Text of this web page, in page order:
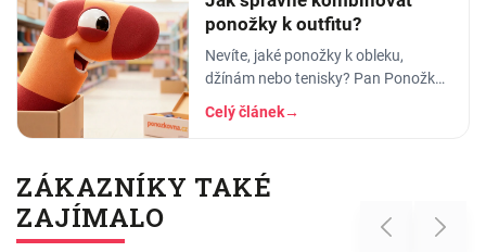
ponožky k outfitu?
Nevíte, jaké ponožky k obleku,
džínám nebo tenisky? Pan Ponožka
radí, jak vybrat správnou barvu, vzor
i délku. Praktický průvodce pro muže
Celý článek→
ZÁKAZNÍKY TAKÉ
ZAJÍMALO
Previous Next